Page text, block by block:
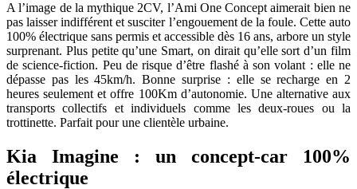
A l’image de la mythique 2CV, l’Ami One Concept aimerait bien ne
pas laisser indifférent et susciter l’engouement de la foule. Cette auto
100% électrique sans permis et accessible dès 16 ans, arbore un style
surprenant. Plus petite qu’une Smart, on dirait qu’elle sort d’un film
de science-fiction. Peu de risque d’être flashé à son volant : elle ne
dépasse pas les 45km/h. Bonne surprise : elle se recharge en 2
heures seulement et offre 100Km d’autonomie. Une alternative aux
transports collectifs et individuels comme les deux-roues ou la
trottinette. Parfait pour une clientèle urbaine.
Kia Imagine : un concept-car 100%
électrique